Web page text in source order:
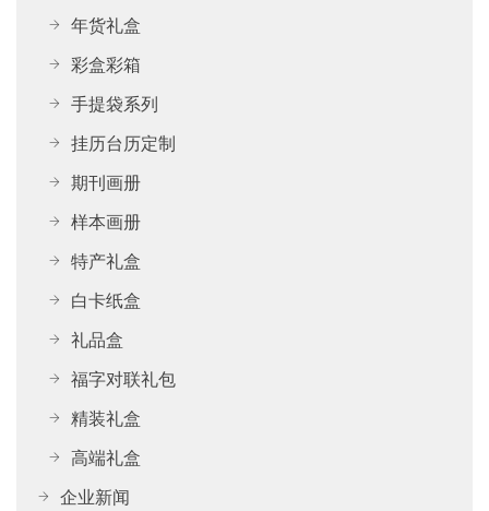
年货礼盒
彩盒彩箱
手提袋系列
挂历台历定制
期刊画册
样本画册
特产礼盒
白卡纸盒
礼品盒
福字对联礼包
精装礼盒
高端礼盒
企业新闻